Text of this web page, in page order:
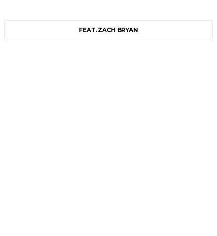
FEAT. ZACH BRYAN